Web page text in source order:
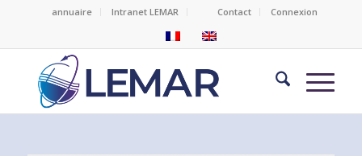
annuaire Intranet LEMAR Contact Connexion